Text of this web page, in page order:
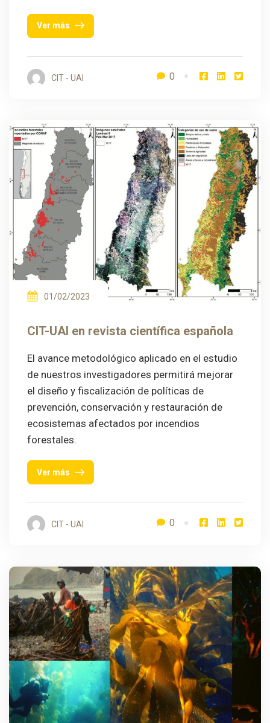
Ver más
CIT - UAI 0
01/02/2023
CIT-UAI en revista científica española
El avance metodológico aplicado en el estudio
de nuestros investigadores permitirá mejorar
el diseño y fiscalización de políticas de
prevención, conservación y restauración de
ecosistemas afectados por incendios
forestales.
Ver más
CIT - UAI 0